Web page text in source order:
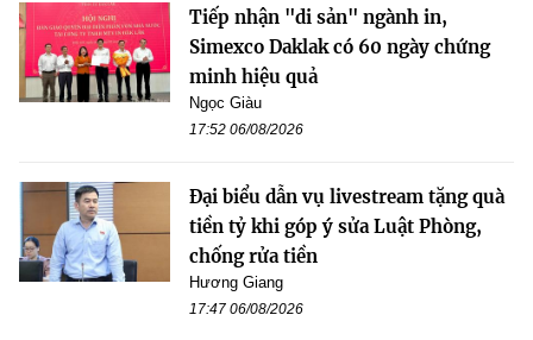
Tiếp nhận "di sản" ngành in,
Simexco Daklak có 60 ngày chứng
minh hiệu quả
Ngọc Giàu
17:52 06/08/2026
Đại biểu dẫn vụ livestream tặng quà
tiền tỷ khi góp ý sửa Luật Phòng,
chống rửa tiền
Hương Giang
17:47 06/08/2026